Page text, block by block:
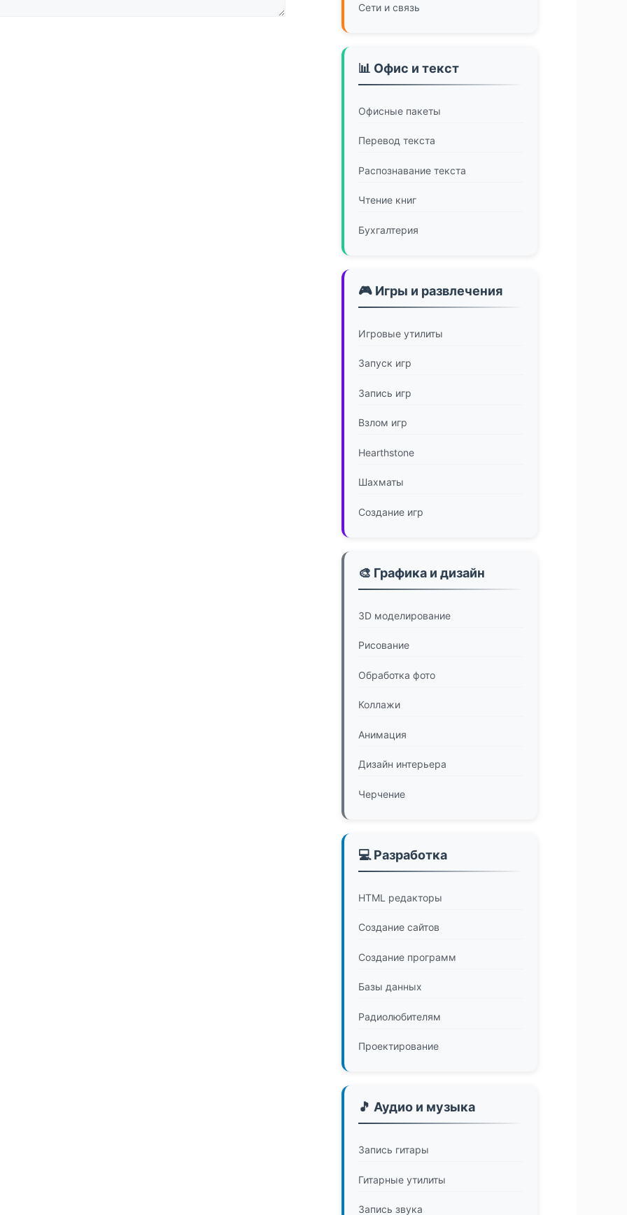
Сети и связь
📊 Офис и текст
Офисные пакеты
Перевод текста
Распознавание текста
Чтение книг
Бухгалтерия
🎮 Игры и развлечения
Игровые утилиты
Запуск игр
Запись игр
Взлом игр
Hearthstone
Шахматы
Создание игр
🎨 Графика и дизайн
3D моделирование
Рисование
Обработка фото
Коллажи
Анимация
Дизайн интерьера
Черчение
💻 Разработка
HTML редакторы
Создание сайтов
Создание программ
Базы данных
Радиолюбителям
Проектирование
🎵 Аудио и музыка
Запись гитары
Гитарные утилиты
Запись звука